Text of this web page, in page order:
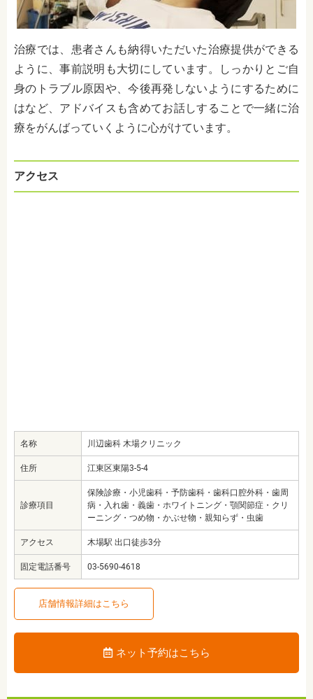
治療では、患者さんも納得いただいた治療提供ができる
ように、事前説明も大切にしています。しっかりとご自
身のトラブル原因や、今後再発しないようにするために
はなど、アドバイスも含めてお話しすることで一緒に治
療をがんばっていくように心がけています。
アクセス
名称 川辺歯科 木場クリニック
住所 江東区東陽3-5-4
診療項目
保険診療・小児歯科・予防歯科・歯科口腔外科・歯周
病・入れ歯・義歯・ホワイトニング・顎関節症・クリ
ーニング・つめ物・かぶせ物・親知らず・虫歯
アクセス 木場駅 出口徒歩3分
固定電話番号 03-5690-4618
店舗情報詳細はこちら
ネット予約はこちら